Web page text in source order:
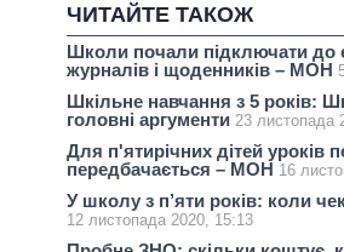
ЧИТАЙТЕ ТАКОЖ
Школи почали підключати до
журналів і щоденників – МОН
Шкільне навчання з 5 років:
головні аргументи 23 листопада
Для п'ятирічних дітей уроків
передбачається – МОН 16
У школу з п’яти років: коли
12 листопада 2020, 15:13